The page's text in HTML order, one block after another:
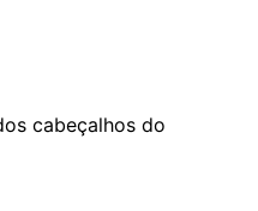
cabeçalhos do